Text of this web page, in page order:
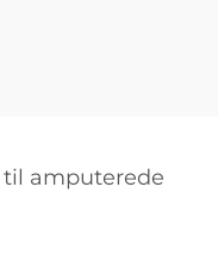
amputerede